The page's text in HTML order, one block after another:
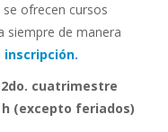
se ofrecen cursos
siempre de manera
cuatrimestre
h (excepto feriados)